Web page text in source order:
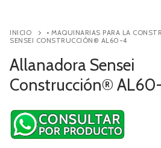
INICIO • MAQUINARIAS PARA LA
SENSEI CONSTRUCCIÓN® AL60-4
Allanadora Sensei
Construcción®